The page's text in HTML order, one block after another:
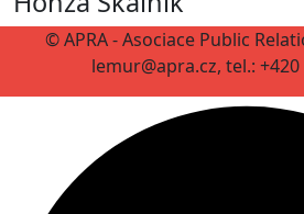
© APRA - Asociace Public
lemur@apra.cz, tel.: